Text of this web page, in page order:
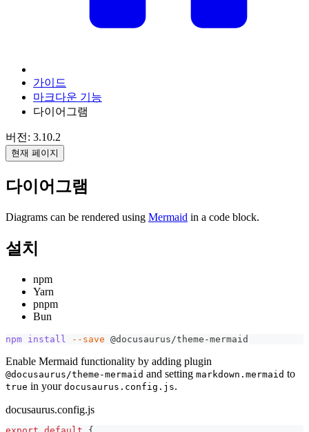
가이드
마크다운 기능
다이어그램
버전: 3.10.2
현재 페이지
다이어그램
Diagrams can be rendered using Mermaid in a code block.
설치
npm
Yarn
pnpm
Bun
npm install --save @docusaurus/theme-mermaid
Enable Mermaid functionality by adding plugin
@docusaurus/theme-mermaid and setting markdown.mermaid to
true in your docusaurus.config.js.
docusaurus.config.js